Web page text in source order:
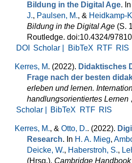
Bildung in the Digital Age. In
J., Paulsen, M., & Heidkamp-
Bildung in the Digital Age (S.
Routledge. doi:10.4324/
DOI
Scholar | BibTeX RTF RIS
Kerres, M. (2022). Didaktisches
Frage nach der besten
erleben und lernen.
handlungsorientiertes Lernen
Scholar |
BibTeX RTF RIS
Kerres, M., & Otto, D.. (2022).
Research. In H. A. Mieg,
Deicke, W., Haberstroh, S.,
(Hrsg.), Cambridge